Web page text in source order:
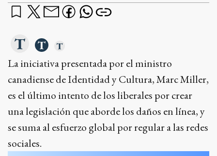
La iniciativa presentada por el ministro
canadiense de Identidad y Cultura, Marc Miller,
es el último intento de los liberales por crear
una legislación que aborde los daños en línea, y
se suma al esfuerzo global por regular a las redes
sociales.